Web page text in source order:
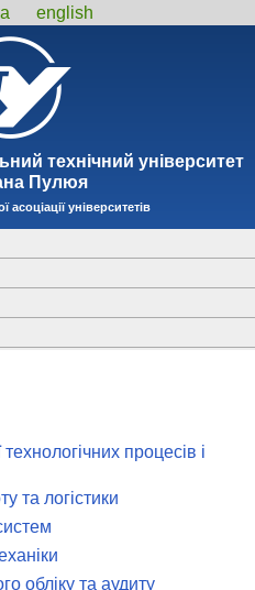
english
технiчний унiверситет
Пулюя
університетів
процесів і
та логістики
обліку та аудиту